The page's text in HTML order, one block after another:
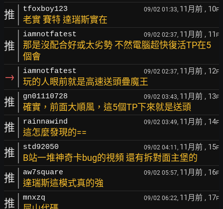
推 tfoxboy123 09/02 01:33, 11月前 , 10F
老實 賽特 達瑞斯實在
推
iamnotfatest 09/02 02:37, 11月前 , 11 F
那是沒配合好或太劣勢 不然電腦超快復活TP在5
個會
→ iamnotfatest 09/02 02:37, 11月前 , 12F
玩的人眼前就是高速送頭疊魔王
推 gn01110728 09/02 03:43, 11月前 , 13F
確實，前面大順風，這5個TP下來就是送頭
推 rainnawind 09/02 03:49, 11月前 , 14F
這怎麼發現的==
推 std92050 09/02 04:11, 11月前 , 15F
B站一堆神奇卡bug的視頻 還有拆對面主堡的
推 aw7square 09/02 05:57, 11月前 , 16F
達瑞斯這模式真的強
推 mnxzq 09/02 06:22, 11月前 , 17F